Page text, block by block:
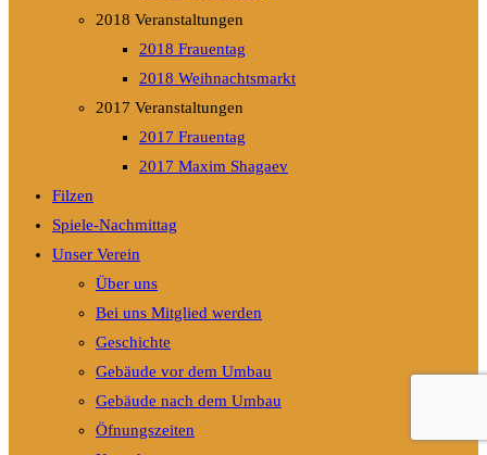
2018 Veranstaltungen
2018 Frauentag
2018 Weihnachtsmarkt
2017 Veranstaltungen
2017 Frauentag
2017 Maxim Shagaev
Filzen
Spiele-Nachmittag
Unser Verein
Über uns
Bei uns Mitglied werden
Geschichte
Gebäude vor dem Umbau
Gebäude nach dem Umbau
Öfnungszeiten